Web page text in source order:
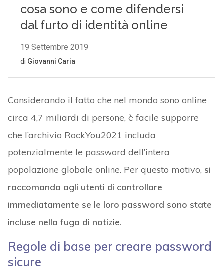
Considerando il fatto che nel mondo sono online
circa 4,7 miliardi di persone, è facile supporre
che l’archivio RockYou2021 includa
potenzialmente le password dell’intera
popolazione globale online. Per questo motivo, si
raccomanda agli utenti di controllare
immediatamente se le loro password sono state
incluse nella fuga di notizie.
Regole di base per creare password
sicure